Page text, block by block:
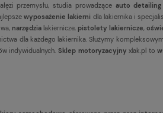
przemysłu, studia prowadzące auto
wyposażenie lakierni dla lakiernika i
narzędzialakiernicze, pistolety lakiernicze
dla każdego lakiernika. Służymy
indywidualnych. Sklep motoryzacyjny xlak.pl to